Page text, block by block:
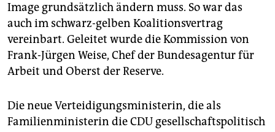
Image grundsätzlich ändern muss. So war das
auch im schwarz-gelben Koalitionsvertrag
vereinbart. Geleitet wurde die Kommission von
Frank-Jürgen Weise, Chef der Bundesagentur für
Arbeit und Oberst der Reserve.
Die neue Verteidigungsministerin, die als
Familienministerin die CDU gesellschaftspolitisch